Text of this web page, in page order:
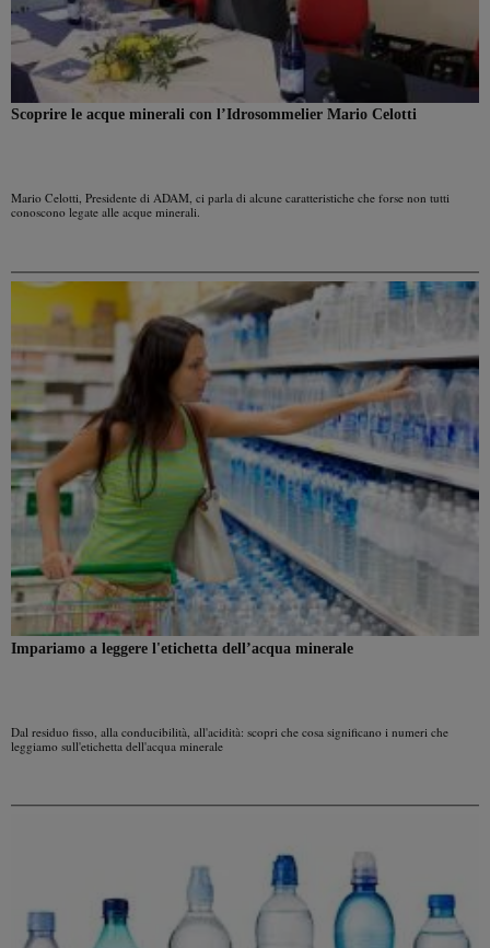
Scoprire le acque minerali con l’Idrosommelier Mario Celotti
Mario Celotti, Presidente di ADAM, ci parla di alcune caratteristiche che forse non tutti
conoscono legate alle acque minerali.
Impariamo a leggere l'etichetta dell’acqua minerale
Dal residuo fisso, alla conducibilità, all'acidità: scopri che cosa significano i numeri che
leggiamo sull'etichetta dell'acqua minerale